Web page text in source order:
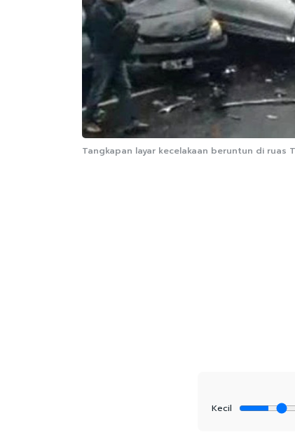
Tangkapan layar kecelakaan beruntun di ruas
Kecil